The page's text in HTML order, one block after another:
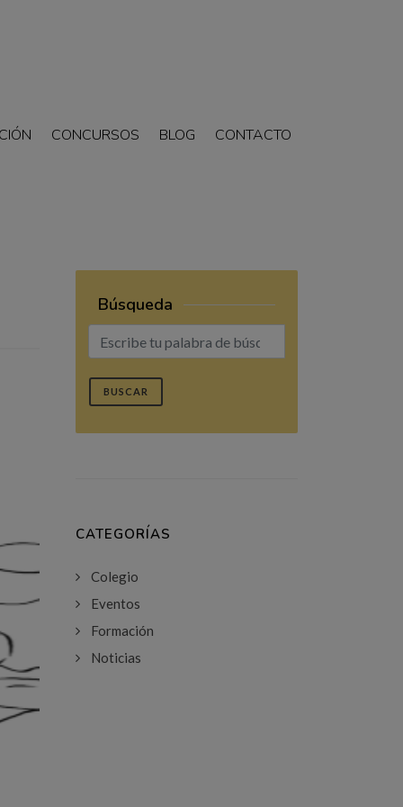
CONCURSOS BLOG CONTACTO
Búsqueda
BUSCAR
CATEGORÍAS
Colegio
Eventos
Formación
Noticias